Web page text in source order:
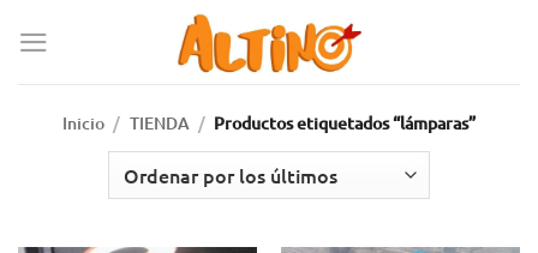
Inicio / TIENDA / Productos etiquetados “lámparas”